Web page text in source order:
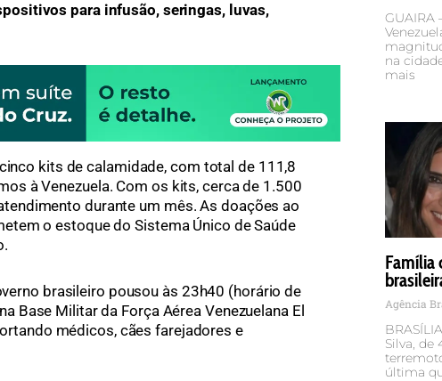
para infusão, seringas, luvas,
kits de calamidade, com total de 111,8
à Venezuela. Com os kits, cerca de 1.500
durante um mês. As doações ao
o estoque do Sistema Único de Saúde
brasileiro pousou às 23h40 (horário de
Base Militar da Força Aérea Venezuelana El
médicos, cães farejadores e
GUAIRA
na
mais
Família
Agência
Silva, de
última